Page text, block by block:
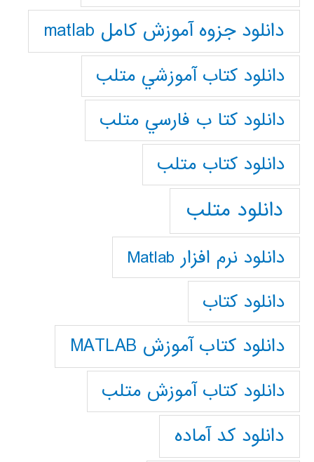
دانلود جزوه آموزش کامل matlab
دانلود كتاب آموزشي متلب
دانلود كتا ب فارسي متلب
دانلود كتاب متلب
دانلود متلب
دانلود نرم افزار Matlab
دانلود کتاب
دانلود کتاب آموزش MATLAB
دانلود کتاب آموزش متلب
دانلود کد آماده